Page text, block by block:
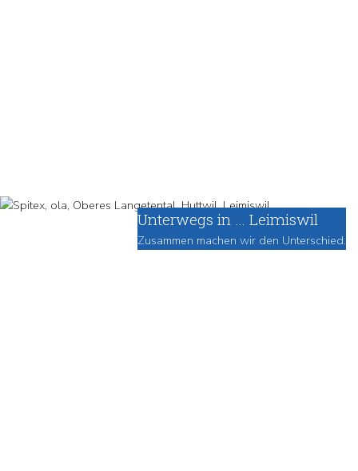
Unterwegs in … Leimiswil
Zusammen machen wir den Unterschied.